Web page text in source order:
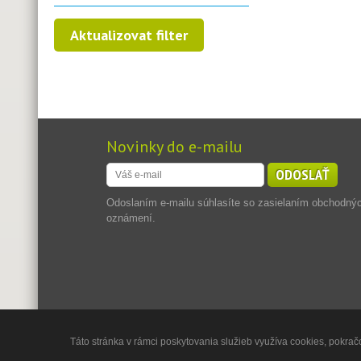
Novinky do e-mailu
ODOSLAŤ
Odoslaním e-mailu súhlasíte so zasielaním
oznámení.
Copyright © 2013 - 2026Jadran Reality, s.r.o., Powered
Táto stránka v rámci poskytovania služieb využíva cookies,